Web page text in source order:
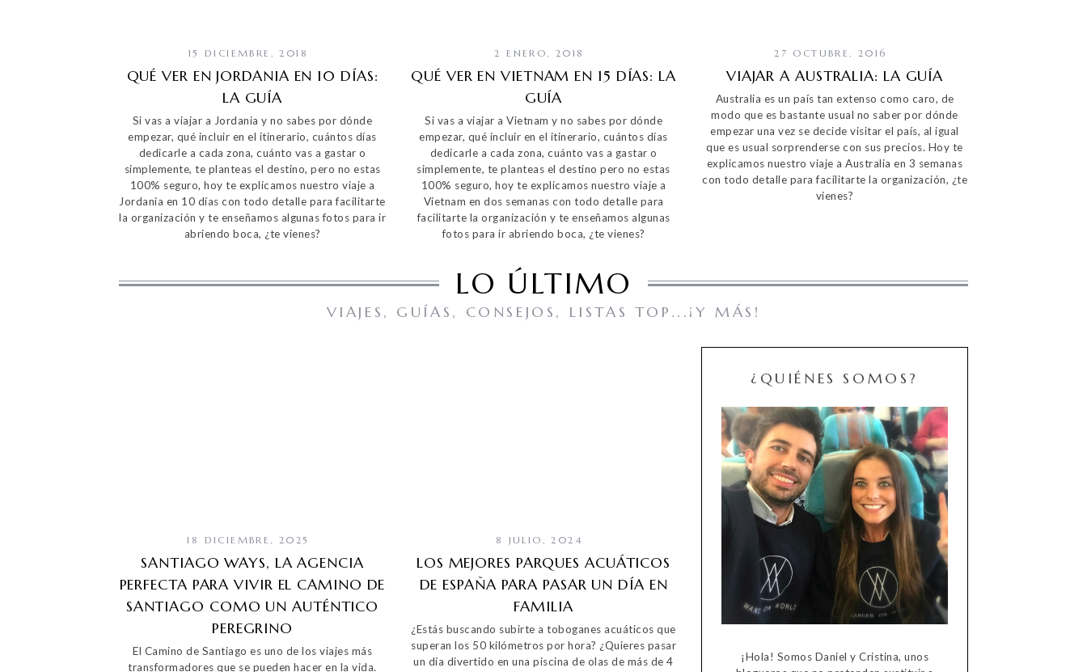
15 DICIEMBRE, 2018
QUÉ VER EN JORDANIA EN 10 DÍAS:
LA GUÍA
Si vas a viajar a Jordania y no sabes por dónde
empezar, qué incluir en el itinerario, cuántos días
dedicarle a cada zona, cuánto vas a gastar o
simplemente, te planteas el destino, pero no estas
100% seguro, hoy te explicamos nuestro viaje a
Jordania en 10 días con todo detalle para facilitarte
la organización y te enseñamos algunas fotos para ir
abriendo boca, ¿te vienes?
2 ENERO, 2018
QUÉ VER EN VIETNAM EN 15 DÍAS: LA
GUÍA
Si vas a viajar a Vietnam y no sabes por dónde
empezar, qué incluir en el itinerario, cuántos días
dedicarle a cada zona, cuánto vas a gastar o
simplemente, te planteas el destino pero no estas
100% seguro, hoy te explicamos nuestro viaje a
Vietnam en dos semanas con todo detalle para
facilitarte la organización y te enseñamos algunas
fotos para ir abriendo boca, ¿te vienes?
27 OCTUBRE, 2016
VIAJAR A AUSTRALIA: LA GUÍA
Australia es un país tan extenso como caro, de
modo que es bastante usual no saber por dónde
empezar una vez se decide visitar el país, al igual
que es usual sorprenderse con sus precios. Hoy te
explicamos nuestro viaje a Australia en 3 semanas
con todo detalle para facilitarte la organización, ¿te
vienes?
LO ÚLTIMO
VIAJES, GUÍAS, CONSEJOS, LISTAS TOP...¡Y MÁS!
18 DICIEMBRE, 2025
SANTIAGO WAYS, LA AGENCIA
PERFECTA PARA VIVIR EL CAMINO DE
SANTIAGO COMO UN AUTÉNTICO
PEREGRINO
El Camino de Santiago es uno de los viajes más
transformadores que se pueden hacer en la vida.
8 JULIO, 2024
LOS MEJORES PARQUES ACUÁTICOS
DE ESPAÑA PARA PASAR UN DÍA EN
FAMILIA
¿Estás buscando subirte a toboganes acuáticos que
superan los 50 kilómetros por hora? ¿Quieres pasar
un día divertido en una piscina de olas de más de 4
¿QUIÉNES SOMOS?
¡Hola! Somos Daniel y Cristina, unos